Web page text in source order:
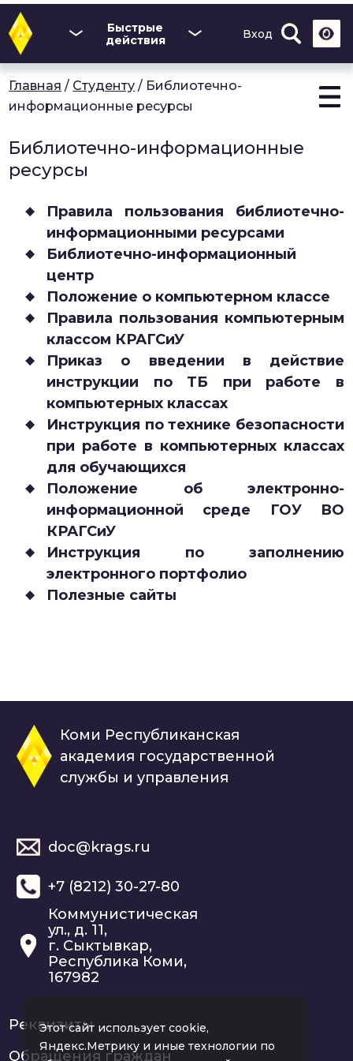
Перейти
основному
содержанию
Быстрые
действия
Вход
Главная / Студенту / Библиотечно-
информационные ресурсы
Библиотечно-информационные
ресурсы
Правила пользования библиотечно-
информационными ресурсами
Библиотечно-информационный
центр
Положение о компьютерном классе
Правила пользования компьютерным
классом КРАГСиУ
Приказ о введении в действие
инструкции по ТБ при работе в
компьютерных классах
Инструкция по технике безопасности
при работе в компьютерных классах
для обучающихся
Положение об электронно-
информационной среде ГОУ ВО
КРАГСиУ
Инструкция по заполнению
электронного портфолио
Полезные сайты
Коми Республиканская
академия государственной
службы и управления
doc@krags.ru
+7 (8212) 30-27-80
Коммунистическая
ул., д. 11,
г. Сыктывкар,
Республика Коми,
167982
Реквизиты
Обращения граждан
Этот сайт использует cookie,
Яндекс.Метрику и иные технологии по